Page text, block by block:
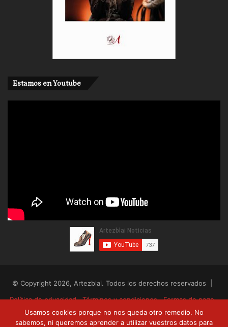
Estamos en Youtube
© Copyright 2026, Artezblai. Todos los derechos reservados |
Política de privacidad
Términos y condiciones
Formas de pago
Envíos y devoluciones
Usamos cookies porque no nos queda otro remedio. No
sabemos, ni queremos aprender a utilizar vuestros datos para